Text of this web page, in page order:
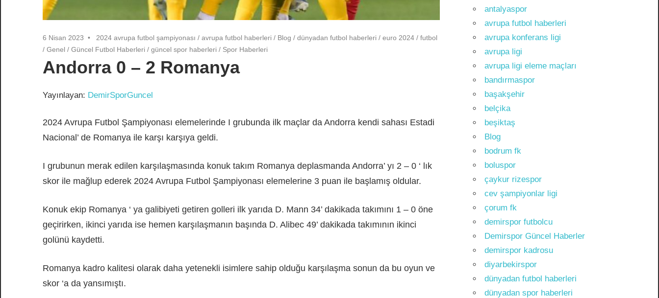
6 Nisan 2023 2024 avrupa futbol şampiyonası / avrupa futbol haberleri / Blog / dünyadan futbol haberleri / euro 2024 / futbol
/ Genel / Güncel Futbol Haberleri / güncel spor haberleri / Spor Haberleri
Andorra 0 – 2 Romanya
Yayınlayan: DemirSporGuncel
2024 Avrupa Futbol Şampiyonası elemelerinde I grubunda ilk maçlar da Andorra kendi sahası Estadi
Nacional’ de Romanya ile karşı karşıya geldi.
I grubunun merak edilen karşılaşmasında konuk takım Romanya deplasmanda Andorra’ yı 2 – 0 ‘ lık
skor ile mağlup ederek 2024 Avrupa Futbol Şampiyonası elemelerine 3 puan ile başlamış oldular.
Konuk ekip Romanya ‘ ya galibiyeti getiren golleri ilk yarıda D. Mann 34’ dakikada takımını 1 – 0 öne
geçirirken, ikinci yarıda ise hemen karşılaşmanın başında D. Alibec 49’ dakikada takımının ikinci
golünü kaydetti.
Romanya kadro kalitesi olarak daha yetenekli isimlere sahip olduğu karşılaşma sonun da bu oyun ve
skor ‘a da yansımıştı.
antalyaspor
avrupa futbol haberleri
avrupa konferans ligi
avrupa ligi
avrupa ligi eleme maçları
bandırmaspor
başakşehir
belçika
beşiktaş
Blog
bodrum fk
boluspor
çaykur rizespor
cev şampiyonlar ligi
çorum fk
demirspor futbolcu
Demirspor Güncel Haberler
demirspor kadrosu
diyarbekirspor
dünyadan futbol haberleri
dünyadan spor haberleri